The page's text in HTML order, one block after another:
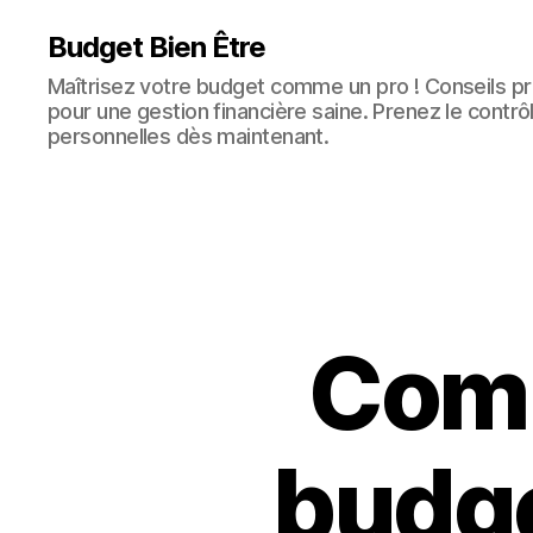
Budget Bien Être
Maîtrisez votre budget comme un pro ! Conseils
pour une gestion financière saine. Prenez le
personnelles dès maintenant.